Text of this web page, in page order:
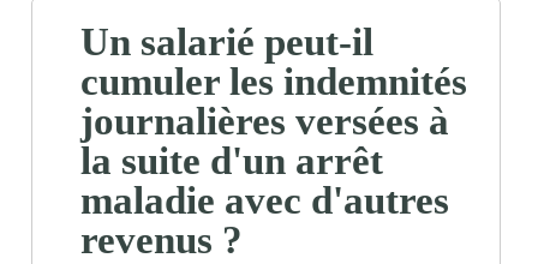
Un salarié peut-il
cumuler les indemnités
journalières versées à
la suite d'un arrêt
maladie avec d'autres
revenus ?